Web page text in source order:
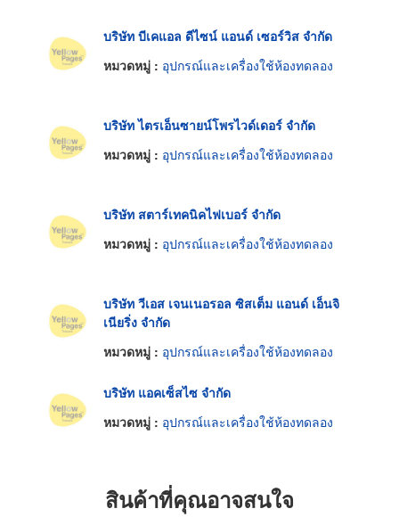
บริษัท บีเคแอล ดีไซน์ แอนด์ เซอร์วิส จำกัด
หมวดหมู่ : อุปกรณ์และเครื่องใช้ห้องทดลอง
บริษัท ไตรเอ็นซายน์โพรไวด์เดอร์ จำกัด
หมวดหมู่ : อุปกรณ์และเครื่องใช้ห้องทดลอง
บริษัท สตาร์เทคนิคไฟเบอร์ จำกัด
หมวดหมู่ : อุปกรณ์และเครื่องใช้ห้องทดลอง
บริษัท วีเอส เจนเนอรอล ซิสเต็ม แอนด์ เอ็นจิ
เนียริ่ง จำกัด
หมวดหมู่ : อุปกรณ์และเครื่องใช้ห้องทดลอง
บริษัท แอคเซ็สไซ จำกัด
หมวดหมู่ : อุปกรณ์และเครื่องใช้ห้องทดลอง
สินค้าที่คุณอาจสนใจ